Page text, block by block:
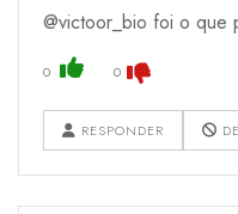
@victoor_bio foi o que
0 0
RESPONDER